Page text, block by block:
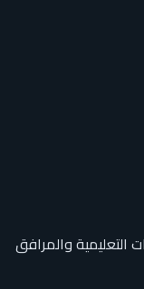
التعليمية والمرافق